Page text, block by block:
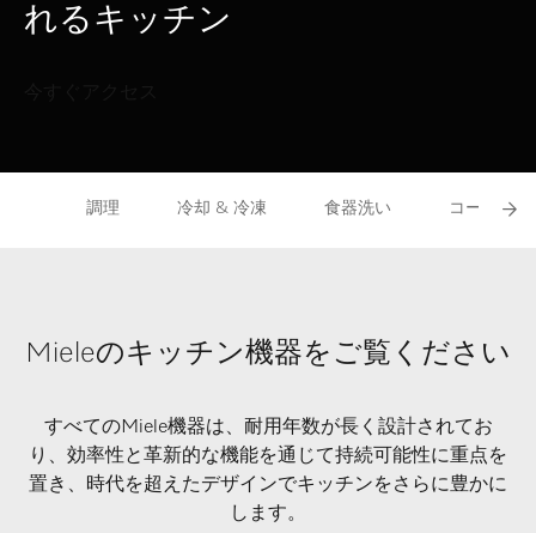
れるキッチン
調理 冷却 & 冷凍 食器洗い コーヒー
Mieleのキッチン機器をご覧ください
すべてのMiele機器は、耐用年数が長く設計されてお
り、効率性と革新的な機能を通じて持続可能性に重点を
置き、時代を超えたデザインでキッチンをさらに豊かに
します。